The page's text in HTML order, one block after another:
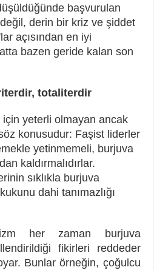
başvurulan
derin bir kriz ve şiddet
açısından en iyi
bazen geride kalan son
totaliterdir
için yeterli olmayan ancak
konusudur: Faşist liderler
yetinmemeli, burjuva
kaldırmalıdırlar.
sıklıkla burjuva
dahi tanımazlığı
her zaman burjuva
fikirleri reddeder
Bunlar örneğin, çoğulcu